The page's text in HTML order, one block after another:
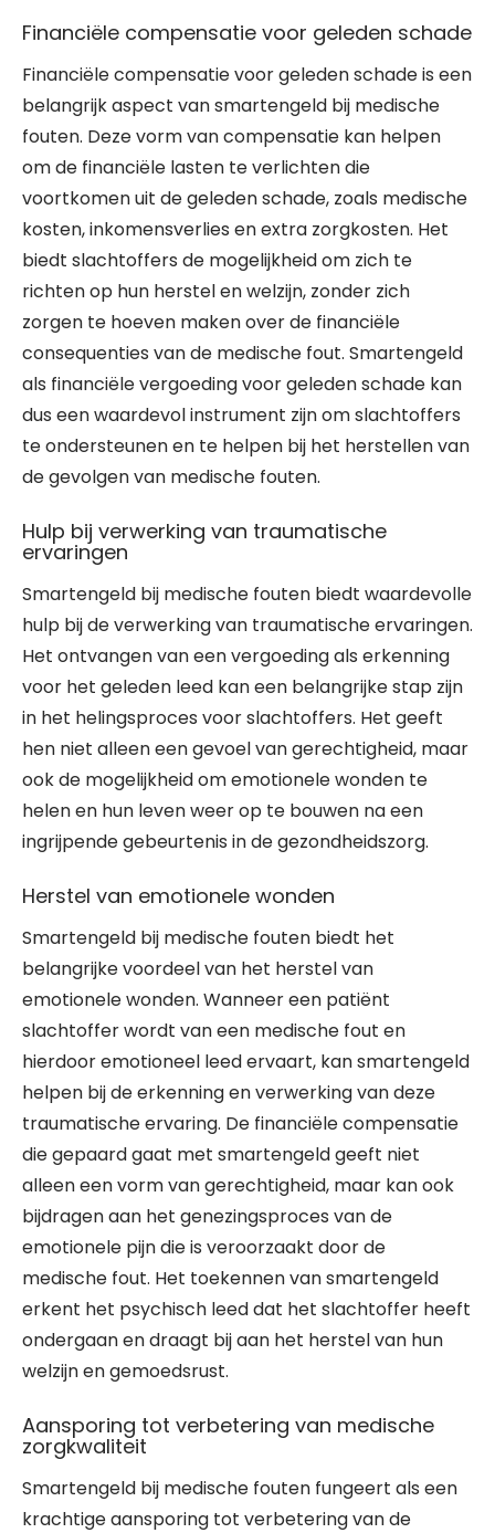
Financiële compensatie voor geleden schade
Financiële compensatie voor geleden schade is een
belangrijk aspect van smartengeld bij medische
fouten. Deze vorm van compensatie kan helpen
om de financiële lasten te verlichten die
voortkomen uit de geleden schade, zoals medische
kosten, inkomensverlies en extra zorgkosten. Het
biedt slachtoffers de mogelijkheid om zich te
richten op hun herstel en welzijn, zonder zich
zorgen te hoeven maken over de financiële
consequenties van de medische fout. Smartengeld
als financiële vergoeding voor geleden schade kan
dus een waardevol instrument zijn om slachtoffers
te ondersteunen en te helpen bij het herstellen van
de gevolgen van medische fouten.
Hulp bij verwerking van traumatische
ervaringen
Smartengeld bij medische fouten biedt waardevolle
hulp bij de verwerking van traumatische ervaringen.
Het ontvangen van een vergoeding als erkenning
voor het geleden leed kan een belangrijke stap zijn
in het helingsproces voor slachtoffers. Het geeft
hen niet alleen een gevoel van gerechtigheid, maar
ook de mogelijkheid om emotionele wonden te
helen en hun leven weer op te bouwen na een
ingrijpende gebeurtenis in de gezondheidszorg.
Herstel van emotionele wonden
Smartengeld bij medische fouten biedt het
belangrijke voordeel van het herstel van
emotionele wonden. Wanneer een patiënt
slachtoffer wordt van een medische fout en
hierdoor emotioneel leed ervaart, kan smartengeld
helpen bij de erkenning en verwerking van deze
traumatische ervaring. De financiële compensatie
die gepaard gaat met smartengeld geeft niet
alleen een vorm van gerechtigheid, maar kan ook
bijdragen aan het genezingsproces van de
emotionele pijn die is veroorzaakt door de
medische fout. Het toekennen van smartengeld
erkent het psychisch leed dat het slachtoffer heeft
ondergaan en draagt bij aan het herstel van hun
welzijn en gemoedsrust.
Aansporing tot verbetering van medische
zorgkwaliteit
Smartengeld bij medische fouten fungeert als een
krachtige aansporing tot verbetering van de